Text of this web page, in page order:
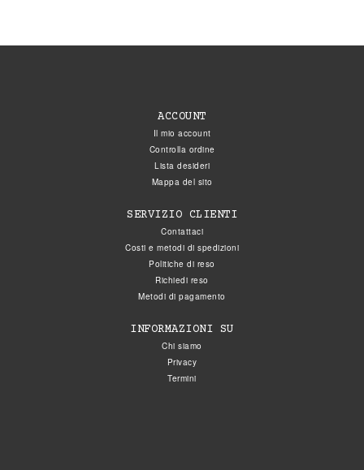
ACCOUNT
Il mio account
Controlla ordine
Lista desideri
Mappa del sito
SERVIZIO CLIENTI
Contattaci
Costi e metodi di spedizioni
Politiche di reso
Richiedi reso
Metodi di pagamento
INFORMAZIONI SU
Chi siamo
Privacy
Termini